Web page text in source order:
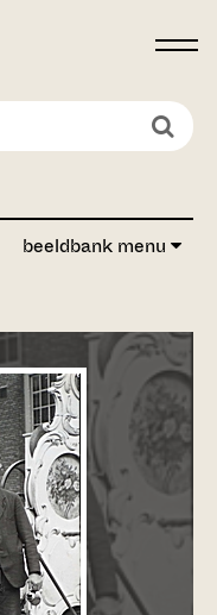
beeldbank menu